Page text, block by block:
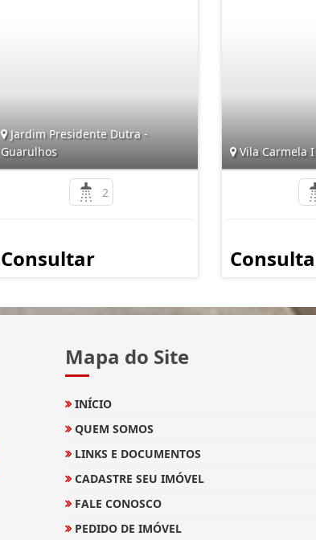
Jardim Presidente Dutra -
Guarulhos
2
Consultar
Vila Carmela
Mapa do Site
INÍCIO
QUEM SOMOS
LINKS E DOCUMENTOS
CADASTRE SEU IMÓVEL
FALE CONOSCO
PEDIDO DE IMÓVEL